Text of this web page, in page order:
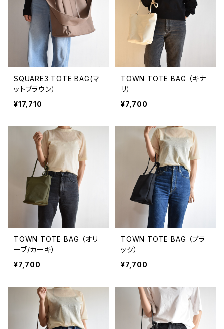
SQUARE3 TOTE BAG(マ
ットブラウン）
¥17,710
TOWN TOTE BAG （キナ
リ）
¥7,700
TOWN TOTE BAG （オリ
ーブ/カーキ）
¥7,700
TOWN TOTE BAG （ブラ
ック）
¥7,700